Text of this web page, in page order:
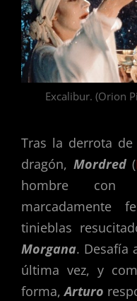
Excalibur. (Orion
Tras la derrota
dragón, Mordred (
hombre con
marcadamente
tinieblas
Morgana. Desafía
última vez, y
forma,Arturo